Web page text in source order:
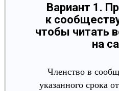
Вариант 1.
к
чтобы читать
на
Членство в
указанного срока